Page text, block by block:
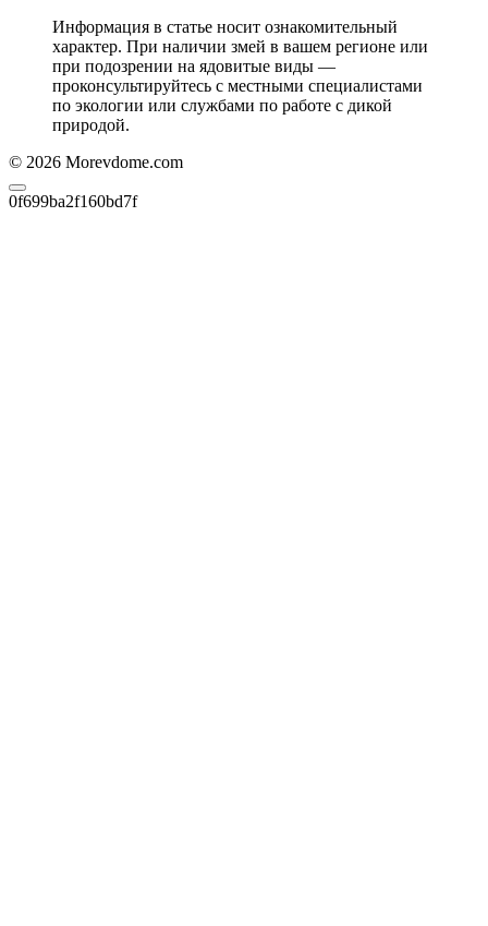
Информация в статье носит ознакомительный
характер. При наличии змей в вашем регионе или
при подозрении на ядовитые виды —
проконсультируйтесь с местными специалистами
по экологии или службами по работе с дикой
природой.
© 2026 Morevdome.com
0f699ba2f160bd7f